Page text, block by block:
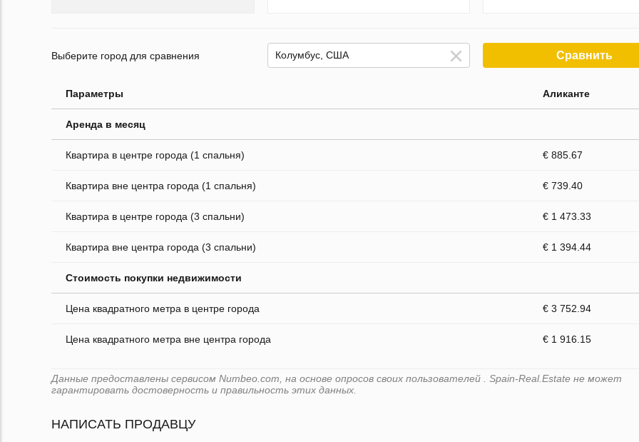
Выберите город для сравнения Сравнить
Параметры Аликанте
Аренда в месяц
Квартира в центре города (1 спальня) € 885.67
Квартира вне центра города (1 спальня) € 739.40
Квартира в центре города (3 спальни) € 1 473.33
Квартира вне центра города (3 спальни) € 1 394.44
Стоимость покупки недвижимости
Цена квадратного метра в центре города € 3 752.94
Цена квадратного метра вне центра города € 1 916.15
Данные предоставлены сервисом Numbeo.com, на основе опросов своих пользователей . Spain-Real.Estate не может
гарантировать достоверность и правильность этих данных.
НАПИСАТЬ ПРОДАВЦУ